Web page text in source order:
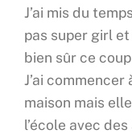
J’ai mis du
pas super girl
bien sûr ce
J’ai
maison mais
l’école avec